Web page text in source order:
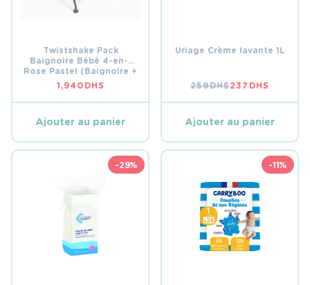
Twistshake Pack
Baignoire Bébé 4-en-1
Rose Pastel (Baignoire +
Support + Coussin +
Rince-tête)
1,940 DHS
Ajouter au panier
Uriage Crème lavante 1L
259DHSLE
PRIX
ÉTAIT :
237 DHS
LE
PRIX
EST :
Ajouter au panier
-29% -11%